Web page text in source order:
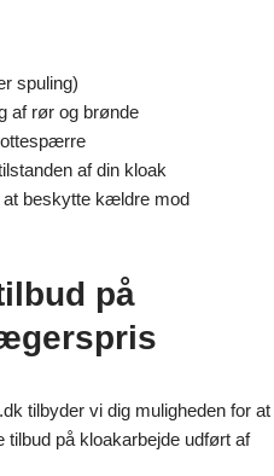
spuling)
af rør og brønde
af din kloak
at beskytte kældre mod
på
tilbyder vi dig muligheden for at
tilbud på kloakarbejde udført af